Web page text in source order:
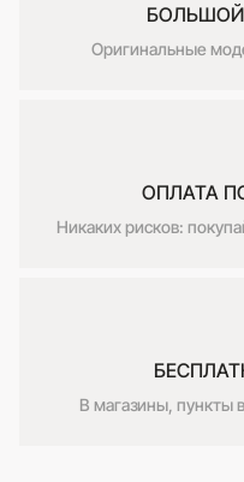
Оригинальные
ОПЛАТА
Никаких рисков:
В магазины, пункты